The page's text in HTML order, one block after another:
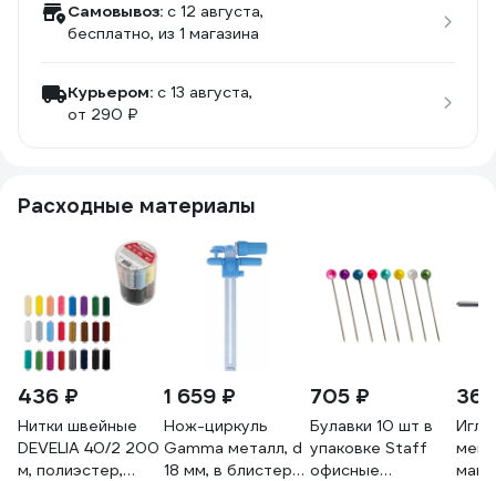
Самовывоз: c 12 августа,
бесплатно, из 1 магазина
Курьером: c 13 августа,
от 290 ₽
Расходные материалы
436 ₽
Нитки швейные
DEVELIA 40/2 200
м, полиэстер,
1 659 ₽
Нож-циркуль
Gamma металл, d
18 мм, в блистере
705 ₽
Булавки 10 шт в
упаковке Staff
офисные
Игла